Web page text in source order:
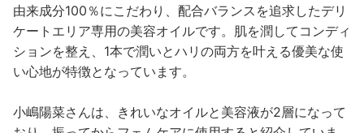
由来成分100％にこだわり、配合バランスを追求したデリ
ケートエリア専用の美容オイルです。肌を潤してコンディ
ションを整え、1本で潤いとハリの両方を叶える優美な使
い心地が特徴となっています。
小嶋陽菜さんは、きれいなオイルと美容液が2層になって